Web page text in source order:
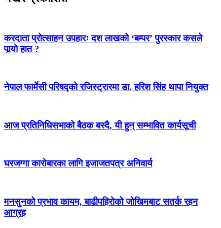
करदाता प्रोत्साहन उपहारः दश लाखको ‘बम्पर’ पुरस्कार कसले
पार्‍याे हात ?
नेपाल फार्मेसी परिषद्को रजिस्ट्रारमा डा. हरिश सिंह थापा नियुक्त
आज प्रतिनिधिसभाको बैठक बस्दै, यी हुन् सम्भावित कार्यसूची
घरजग्गा कारोबारका लागि इजाजतपत्र अनिवार्य
मनसुनको प्रभाव कायम, बाढीपहिरोको जोखिमबाट सतर्क रहन
आग्रह